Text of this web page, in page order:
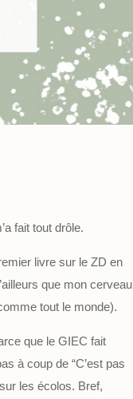
fait tout drôle.
livre sur le ZD en
que mon cerveau
tout le monde).
que le GIEC fait
à coup de “C’est pas
les écolos. Bref,